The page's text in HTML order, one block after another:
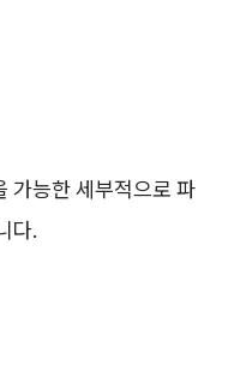
가능한 세부적으로 파
다.